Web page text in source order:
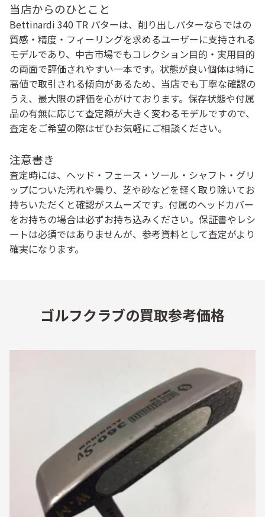
当店からのひとこと
Bettinardi 340 TR パターは、削り出しパターならではの
質感・精度・フィーリングを求めるユーザーに支持される
モデルであり、中古市場でもコレクション目的・実用目的
の両面で評価されやすい一本です。状態が良い個体は特に
高値で取引される傾向があるため、当店でも丁寧な確認の
うえ、最大限の評価を心がけております。保存状態や付属
品の有無に応じて査定額が大きく変わるモデルですので、
査定をご希望の際はぜひお気軽にご相談ください。
注意書き
査定時には、ヘッド・フェース・ソール・シャフト・グリ
ップについた汚れや曇り、芝や砂などを軽く取り除いてお
持ちいただくと確認がスムーズです。付属のヘッドカバー
をお持ちの場合は必ずお持ち込みください。保証書やレシ
ートは必須ではありませんが、参考資料として査定がより
確実になります。
ゴルフクラブの買取参考価格